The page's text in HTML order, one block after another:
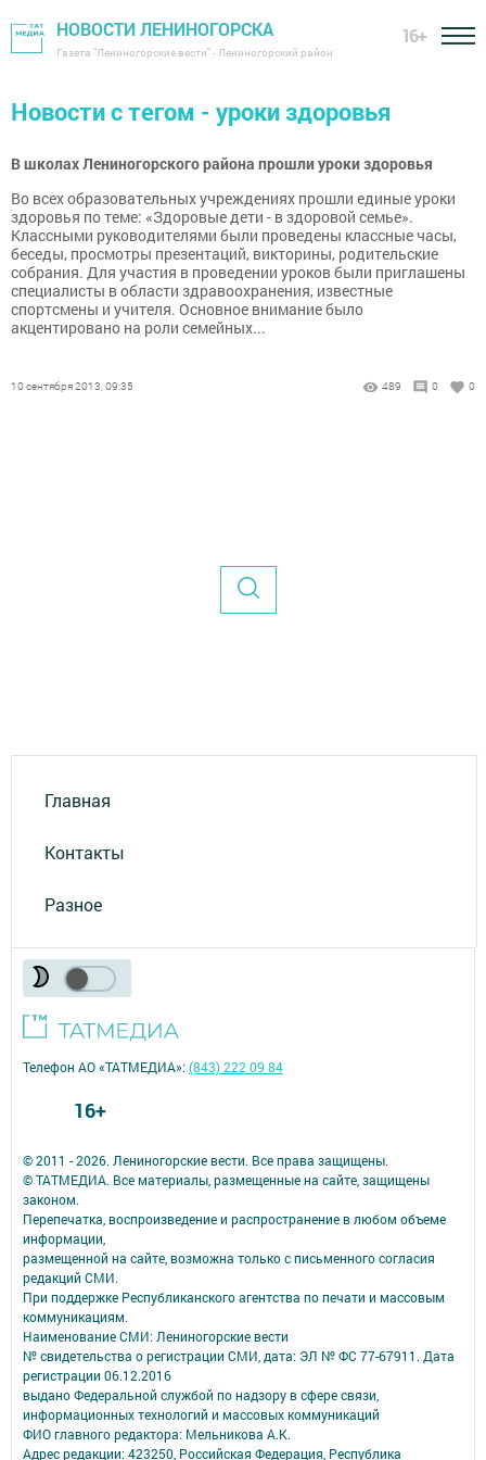
НОВОСТИ ЛЕНИНОГОРСКА
Газета "Лениногорские вести" - Лениногорский район
16+
Новости с тегом - уроки здоровья
В школах Лениногорского района прошли уроки здоровья
Во всех образовательных учреждениях прошли единые уроки
здоровья по теме: «Здоровые дети - в здоровой семье».
Классными руководителями были проведены классные часы,
беседы, просмотры презентаций, викторины, родительские
собрания. Для участия в проведении уроков были приглашены
специалисты в области здравоохранения, известные
спортсмены и учителя. Основное внимание было
акцентировано на роли семейных...
10 сентября 2013, 09:35 489 0 0
Главная
Контакты
Разное
© 2011 - 2026. Лениногорские вести. Все права защищены.
© ТАТМЕДИА. Все материалы, размещенные на сайте, защищены
законом.
Перепечатка, воспроизведение и распространение в любом объеме
информации,
размещенной на сайте, возможна только с письменного согласия
редакций СМИ.
При поддержке Республиканского агентства по печати и массовым
коммуникациям.
Наименование СМИ: Лениногорские вести
№ свидетельства о регистрации СМИ, дата: ЭЛ № ФС 77-67911. Дата
регистрации 06.12.2016
выдано Федеральной службой по надзору в сфере связи,
информационных технологий и массовых коммуникаций
ФИО главного редактора: Мельникова А.К.
Адрес редакции: 423250, Российская Федерация, Республика
Телефон АО «ТАТМЕДИА»:(843) 222 09 84
16+